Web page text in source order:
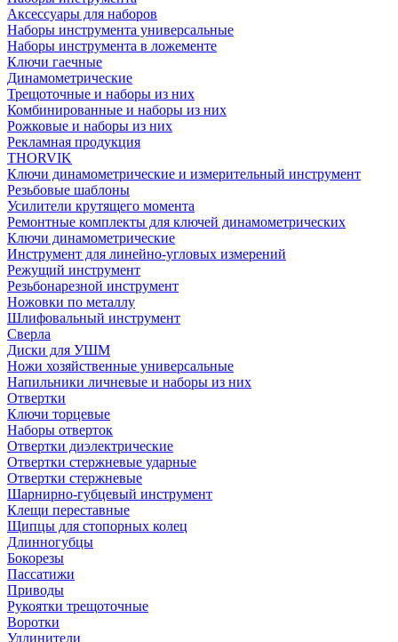
Аксессуары для наборов
Наборы инструмента универсальные
Наборы инструмента в ложементе
Ключи гаечные
Динамометрические
Трещоточные и наборы из них
Комбинированные и наборы из них
Рожковые и наборы из них
Рекламная продукция
THORVIK
Ключи динамометрические и измерительный инструмент
Резьбовые шаблоны
Усилители крутящего момента
Ремонтные комплекты для ключей динамометрических
Ключи динамометрические
Инструмент для линейно-угловых измерений
Режущий инструмент
Резьбонарезной инструмент
Ножовки по металлу
Шлифовальный инструмент
Сверла
Диски для УШМ
Ножи хозяйственные универсальные
Напильники личневые и наборы из них
Отвертки
Ключи торцевые
Наборы отверток
Отвертки диэлектрические
Отвертки стержневые ударные
Отвертки стержневые
Шарнирно-губцевый инструмент
Клещи переставные
Щипцы для стопорных колец
Длинногубцы
Бокорезы
Пассатижи
Приводы
Рукоятки трещоточные
Воротки
Удлинители